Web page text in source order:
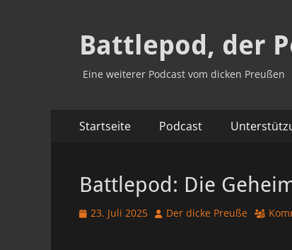
Battlepod, der
Eine weiterer Podcast vom dicken Preußen
Primäres
Inhalt
Startseite Podcast
Battlepod: Die
Veröffentlicht
23. Juli 2025 AutorDer dicke Preuße